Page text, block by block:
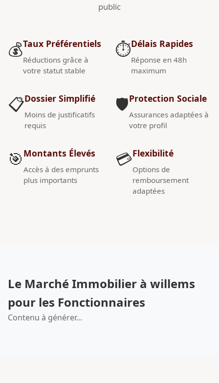
public
💰Taux Préférentiels
Réductions grâce à
votre statut stable
📋Dossier Simplifié
Moins de justificatifs
requis
🎯 Montants Élevés
Accès à des emprunts
plus importants
⏱️Délais Rapides
Réponse en 48h
maximum
🛡️Protection Sociale
Assurances adaptées à
votre profil
💳Flexibilité
Options de
remboursement
adaptées
Le Marché Immobilier à willems
pour les Fonctionnaires
Contenu à générer...